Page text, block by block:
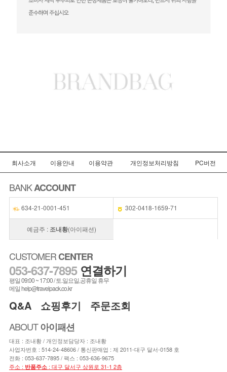
회사소개 이용안내 이용약관 개인정보처리방침 PC버전
BANKACCOUNT
634-21-0001-451 302-0418-1659-71
예금주 : 조내황(아이패션)
CUSTOMERCENTER
053-637-7895 연결하기
평일 09:00 ~ 17:00 / 토.일요일,공휴일 휴무
메일 help@travelpack.co.kr
Q&A 쇼핑후기 주문조회
ABOUT아이패션
대표 : 조내황 / 개인정보담당자 : 조내황
사업자번호 : 514-24-48606 / 통신판매업 : 제 2011-대구 달서-0158 호
전화 : 053-637-7895/ 팩스 : 053-636-9675
주소 : 반품주소 : 대구 달서구 상원로 31-1 2층